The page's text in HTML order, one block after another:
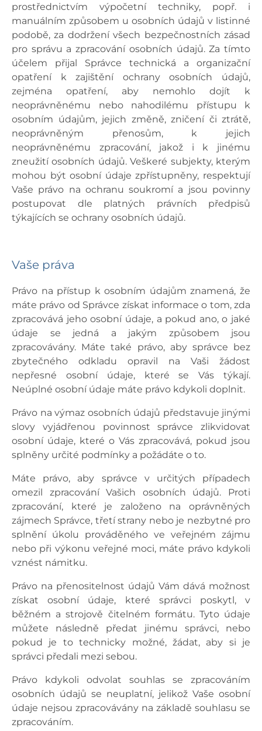
prostřednictvím výpočetní techniky, popř. i
manuálním způsobem u osobních údajů v listinné
podobě, za dodržení všech bezpečnostních zásad
pro správu a zpracování osobních údajů. Za tímto
účelem přijal Správce technická a organizační
opatření k zajištění ochrany osobních údajů,
zejména opatření, aby nemohlo dojít k
neoprávněnému nebo nahodilému přístupu k
osobním údajům, jejich změně, zničení či ztrátě,
neoprávněným přenosům, k jejich
neoprávněnému zpracování, jakož i k jinému
zneužití osobních údajů. Veškeré subjekty, kterým
mohou být osobní údaje zpřístupněny, respektují
Vaše právo na ochranu soukromí a jsou povinny
postupovat dle platných právních předpisů
týkajících se ochrany osobních údajů.
Vaše práva
Právo na přístup k osobním údajům znamená, že
máte právo od Správce získat informace o tom, zda
zpracovává jeho osobní údaje, a pokud ano, o jaké
údaje se jedná a jakým způsobem jsou
zpracovávány. Máte také právo, aby správce bez
zbytečného odkladu opravil na Vaši žádost
nepřesné osobní údaje, které se Vás týkají.
Neúplné osobní údaje máte právo kdykoli doplnit.
Právo na výmaz osobních údajů představuje jinými
slovy vyjádřenou povinnost správce zlikvidovat
osobní údaje, které o Vás zpracovává, pokud jsou
splněny určité podmínky a požádáte o to.
Máte právo, aby správce v určitých případech
omezil zpracování Vašich osobních údajů. Proti
zpracování, které je založeno na oprávněných
zájmech Správce, třetí strany nebo je nezbytné pro
splnění úkolu prováděného ve veřejném zájmu
nebo při výkonu veřejné moci, máte právo kdykoli
vznést námitku.
Právo na přenositelnost údajů Vám dává možnost
získat osobní údaje, které správci poskytl, v
běžném a strojově čitelném formátu. Tyto údaje
můžete následně předat jinému správci, nebo
pokud je to technicky možné, žádat, aby si je
správci předali mezi sebou.
Právo kdykoli odvolat souhlas se zpracováním
osobních údajů se neuplatní, jelikož Vaše osobní
údaje nejsou zpracovávány na základě souhlasu se
zpracováním.